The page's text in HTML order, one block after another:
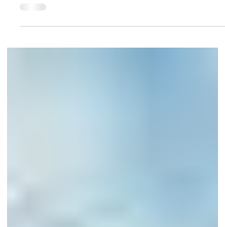
no Empire State de NY e possui 161 metros